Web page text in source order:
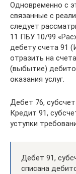
Одновременно с
связанные с
следует
11 ПБУ 10/99
дебету счета 91
отразить на
(выбытие)
оказания услуг.
Дебет 76,
Кредит 91,
уступки
Дебет 91,
списана